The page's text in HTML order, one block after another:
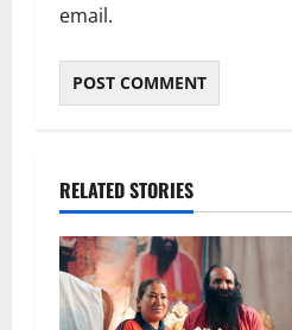
email.
RELATED STORIES